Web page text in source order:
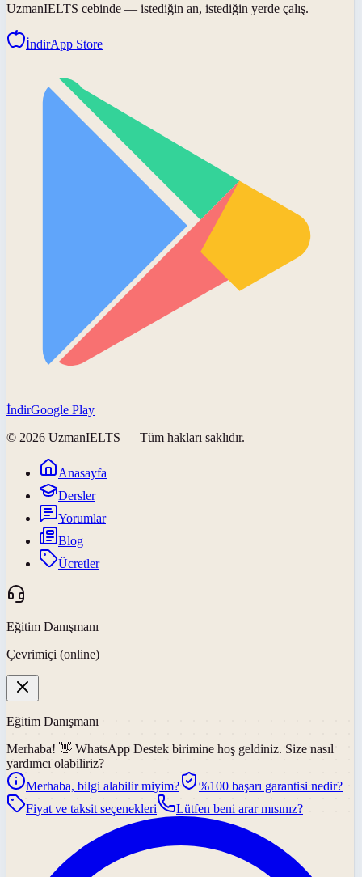
UzmanIELTS cebinde — istediğin an, istediğin yerde çalış.
İndirApp Store
İndirGoogle Play
© 2026 UzmanIELTS — Tüm hakları saklıdır.
Anasayfa
Dersler
Yorumlar
Blog
Ücretler
Eğitim Danışmanı
Çevrimiçi (online)
Eğitim Danışmanı
Merhaba! 👋 WhatsApp Destek birimine hoş geldiniz. Size nasıl
yardımcı olabiliriz?
Merhaba, bilgi alabilir miyim?
%100 başarı garantisi nedir?
Fiyat ve taksit seçenekleri
Lütfen beni arar mısınız?